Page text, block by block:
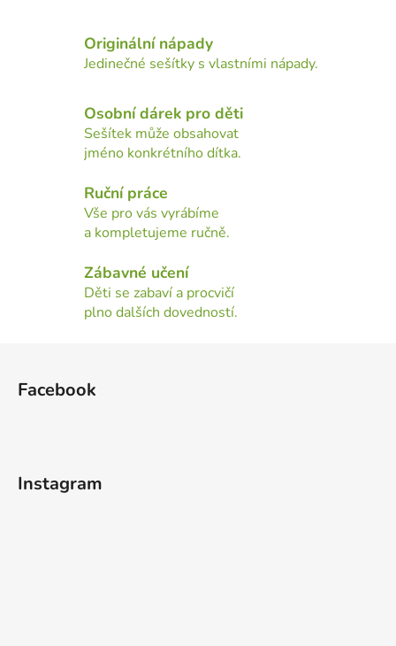
á
d
í
p
r
k
y
v
i
s
Originální nápady
Jedinečné sešítky s vlastními nápady.
Osobní dárek pro děti
Sešítek může obsahovat
jméno konkrétního dítka.
Ruční práce
Vše pro vás vyrábíme
a kompletujeme ručně.
Zábavné učení
Děti se zabaví a procvičí
plno dalších dovedností.
Facebook
Instagram